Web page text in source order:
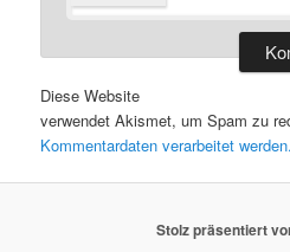
Diese Website
verwendet Akismet, um Spam zu
Kommentardaten verarbeitet werden.
Stolz präsentiert